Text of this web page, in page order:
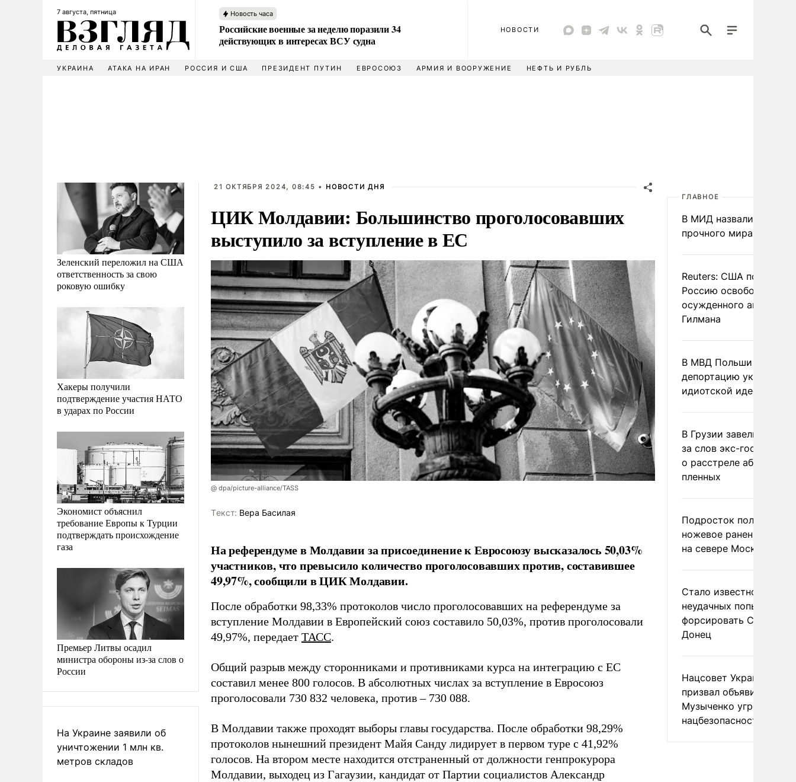
7 августа, пятница Новость часа
Российские военные за неделю поразили 34
действующих в интересах ВСУ судна
НОВОСТИ
УКРАИНА АТАКА НА ИРАН РОССИЯ И США ПРЕЗИДЕНТ ПУТИН ЕВРОСОЮЗ АРМИЯ И ВООРУЖЕНИЕ НЕФТЬ И РУБЛЬ
Зеленский переложил на США
ответственность за свою
роковую ошибку
Хакеры получили
подтверждение участия НАТО
в ударах по России
Экономист объяснил
требование Европы к Турции
подтверждать происхождение
газа
Премьер Литвы осадил
министра обороны из-за слов о
России
На Украине заявили об
уничтожении 1 млн кв.
метров складов
21 ОКТЯБРЯ 2024, 08:45 • НОВОСТИ ДНЯ
ЦИК Молдавии: Большинство проголосовавших
выступило за вступление в ЕС
@ dpa/picture-alliance/TASS
Tекст: Вера Басилая
На референдуме в Молдавии за присоединение к Евросоюзу высказалось 50,03%
участников, что превысило количество проголосовавших против, составившее
49,97%, сообщили в ЦИК Молдавии.
После обработки 98,33% протоколов число проголосовавших на референдуме за
вступление Молдавии в Европейский союз составило 50,03%, против проголосовали
49,97%, передает ТАСС.
Общий разрыв между сторонниками и противниками курса на интеграцию с ЕС
составил менее 800 голосов. В абсолютных числах за вступление в Евросоюз
проголосовали 730 832 человека, против – 730 088.
В Молдавии также проходят выборы главы государства. После обработки 98,29%
протоколов нынешний президент Майя Санду лидирует в первом туре с 41,92%
голосов. На втором месте находится отстраненный от должности генпрокурора
Молдавии, выходец из Гагаузии, кандидат от Партии социалистов Александр
ГЛАВНОЕ
В МИД назвали условия
прочного мира на
Reuters: США
Россию освободить
осужденного
Гилмана
В МВД Польши назвали
депортацию украинцев
идиотской идеей
В Грузии завели дело
за слов экс-
о расстреле абхазских
пленных
Подросток получил
ножевое ранение в
на севере Москвы
Стало известно о
неудачных попытках
форсировать
Донец
Нацсовет Украины по
призвал объявить
Музыченко угрозой
нацбезопасности